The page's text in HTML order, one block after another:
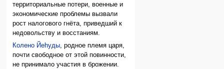
территориальные потери, военные и
экономические проблемы вызвали
рост налогового гнёта, приведший к
недовольству и восстаниям.
Колено Йеhуды, родное племя царя,
почти свободное от этой повинности,
не принимало участия в брожении.